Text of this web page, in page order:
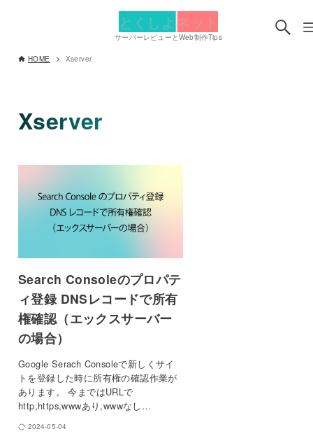
とくしよネット
サーバーレビューとWeb制作Tips
HOME Xserver
Xserver
Search Consoleのプロパテ
ィ登録 DNSレコードで所有
権確認（エックスサーバー
の場合）
Google Serach Consoleで新しくサイ
トを登録した時に所有権の確認作業が
あります。 今まではURLで
http,https,wwwあり,wwwなし…
2024-05-04